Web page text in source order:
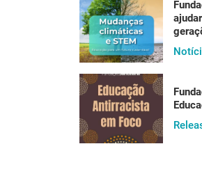
Se até alguns anos
não há mais como
um calor que [...]
LER PUBLICAÇÃO